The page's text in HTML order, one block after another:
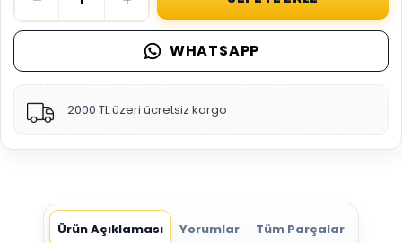
WHATSAPP
2000 TL üzeri ücretsiz kargo
Ürün Açıklaması Yorumlar Tüm Parçalar